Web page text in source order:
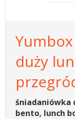
duży
śniadaniówka
bento, lunch